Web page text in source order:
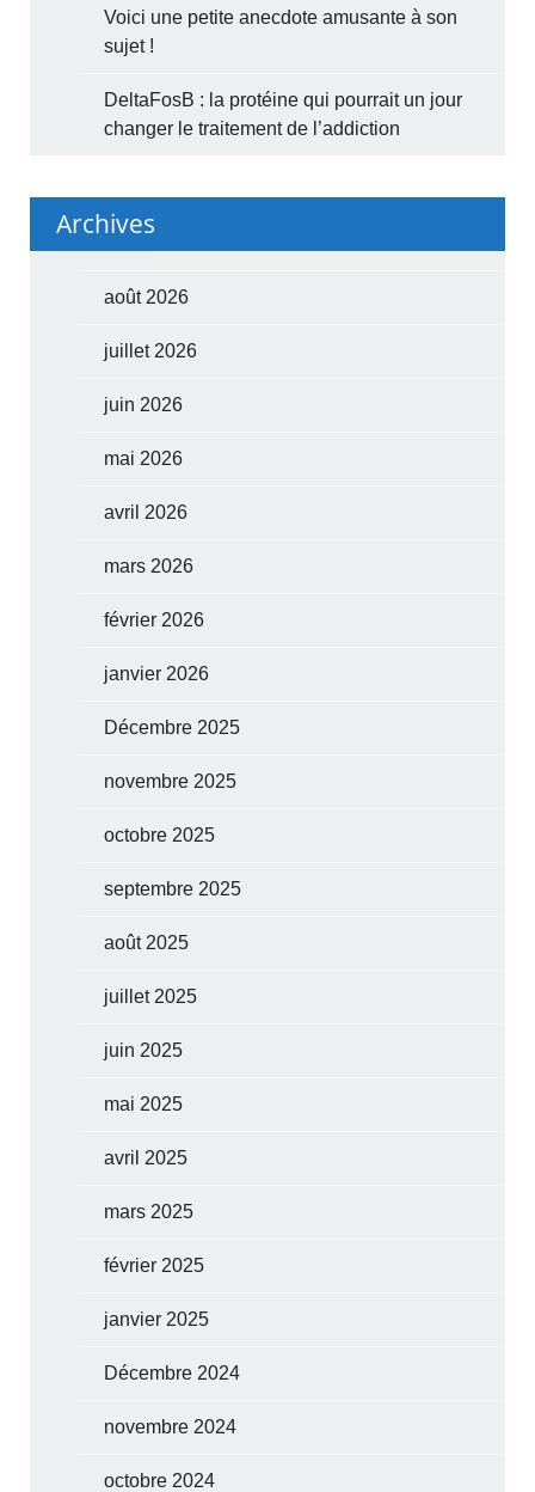
Voici une petite anecdote amusante à son
sujet !
DeltaFosB : la protéine qui pourrait un jour
changer le traitement de l’addiction
Archives
août 2026
juillet 2026
juin 2026
mai 2026
avril 2026
mars 2026
février 2026
janvier 2026
Décembre 2025
novembre 2025
octobre 2025
septembre 2025
août 2025
juillet 2025
juin 2025
mai 2025
avril 2025
mars 2025
février 2025
janvier 2025
Décembre 2024
novembre 2024
octobre 2024